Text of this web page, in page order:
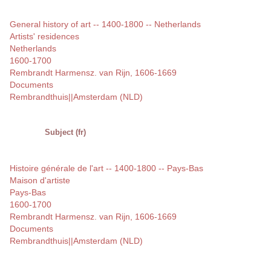
General history of art -- 1400-1800 -- Netherlands
Artists' residences
Netherlands
1600-1700
Rembrandt Harmensz. van Rijn, 1606-1669
Documents
Rembrandthuis||Amsterdam (NLD)
Subject (fr)
Histoire générale de l'art -- 1400-1800 -- Pays-Bas
Maison d'artiste
Pays-Bas
1600-1700
Rembrandt Harmensz. van Rijn, 1606-1669
Documents
Rembrandthuis||Amsterdam (NLD)